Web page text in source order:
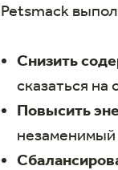
Petsmack
Снизить
сказаться
Повысить
незаменимый